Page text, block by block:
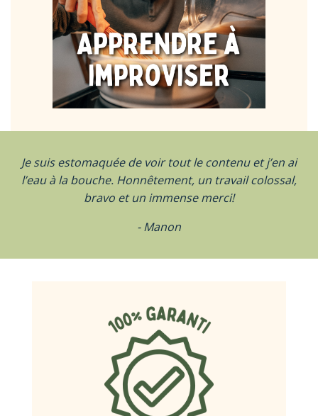
Je suis estomaquée de voir tout le contenu et j’en ai
l’eau à la bouche. Honnêtement, un travail colossal,
bravo et un immense merci!
- Manon